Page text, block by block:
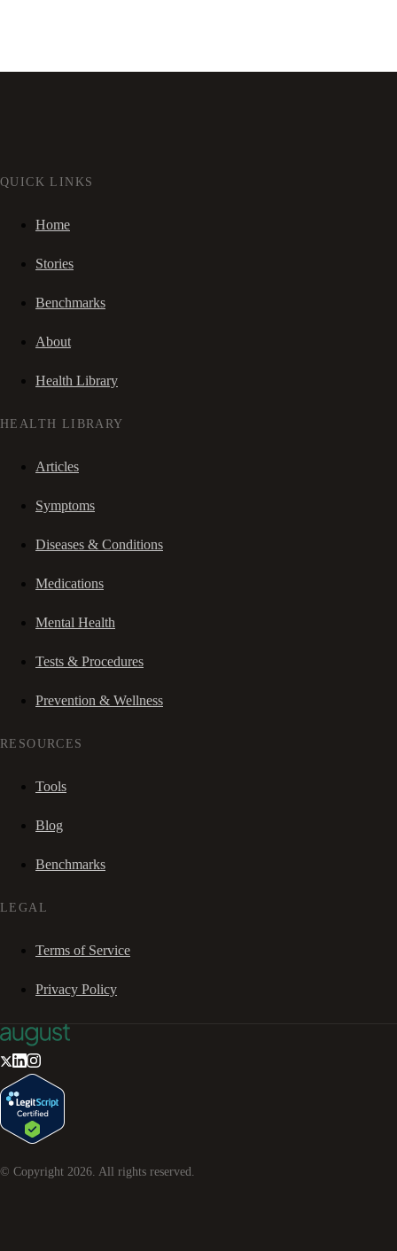
QUICK LINKS
Home
Stories
Benchmarks
About
Health Library
HEALTH LIBRARY
Articles
Symptoms
Diseases & Conditions
Medications
Mental Health
Tests & Procedures
Prevention & Wellness
RESOURCES
Tools
Blog
Benchmarks
LEGAL
Terms of Service
Privacy Policy
© Copyright 2026. All rights reserved.